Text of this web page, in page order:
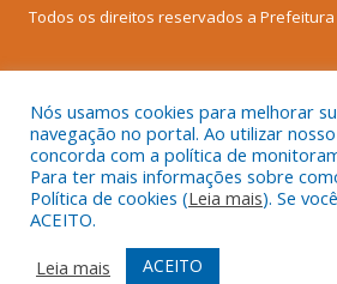
Todos os direitos reservados a
Mapa do Site
Acessar Área
Acessar o Webmail
Nós usamos cookies para melhorar
navegação no portal. Ao utilizar
concorda com a política de
Para ter mais informações sobre
Política de cookies (Leia mais). Se
ACEITO.
Leia mais
ACEITO